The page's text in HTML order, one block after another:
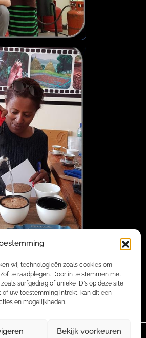
wij technologieën zoals cookies om
te raadplegen. Door in te stemmen met
surfgedrag of unieke ID's op deze site
uw toestemming intrekt, kan dit een
en mogelijkheden.
Bekijk voorkeuren